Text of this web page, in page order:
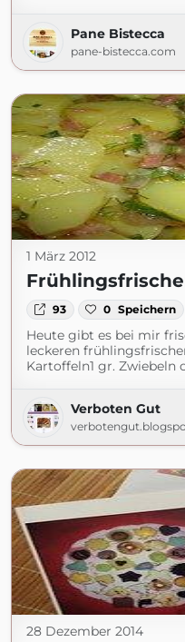
Pane Bistecca
pane-bistecca.com
1 März 2012
93 0 Speichern
Heute gibt es bei mir
leckeren
Kartoffeln1 gr. Zwiebeln
Verboten Gut
28 Dezember 2014